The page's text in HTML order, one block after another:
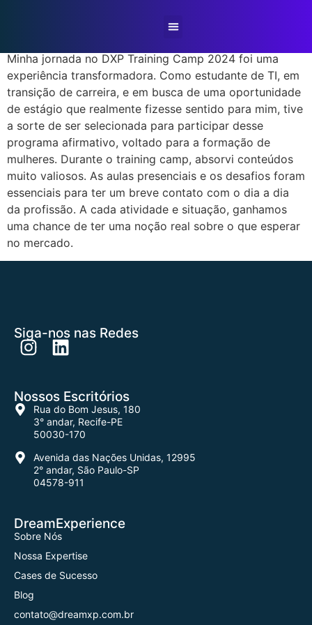
Minha jornada no DXP Training Camp 2024 foi uma
experiência transformadora. Como estudante de TI, em
transição de carreira, e em busca de uma oportunidade
de estágio que realmente fizesse sentido para mim, tive
a sorte de ser selecionada para participar desse
programa afirmativo, voltado para a formação de
mulheres. Durante o training camp, absorvi conteúdos
muito valiosos. As aulas presenciais e os desafios foram
essenciais para ter um breve contato com o dia a dia
da profissão. A cada atividade e situação, ganhamos
uma chance de ter uma noção real sobre o que esperar
no mercado.
Siga-nos nas Redes
Nossos Escritórios
Rua do Bom Jesus, 180
3° andar, Recife-PE
50030-170
Avenida das Nações Unidas, 12995
2° andar, São Paulo-SP
04578-911
DreamExperience
Sobre Nós
Nossa Expertise
Cases de Sucesso
Blog
contato@dreamxp.com.br